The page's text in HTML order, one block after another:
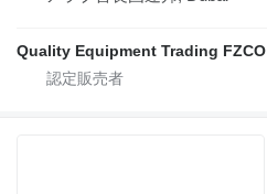
Quality Equipment Trading FZCO